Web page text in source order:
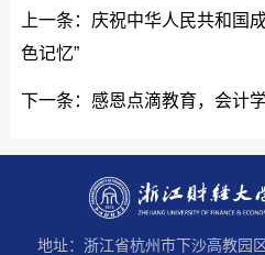
上一条： 庆祝中华人民共和国
色记忆”
下一条： 感恩点滴教育，会计
地址：浙江省杭州市下沙高教园